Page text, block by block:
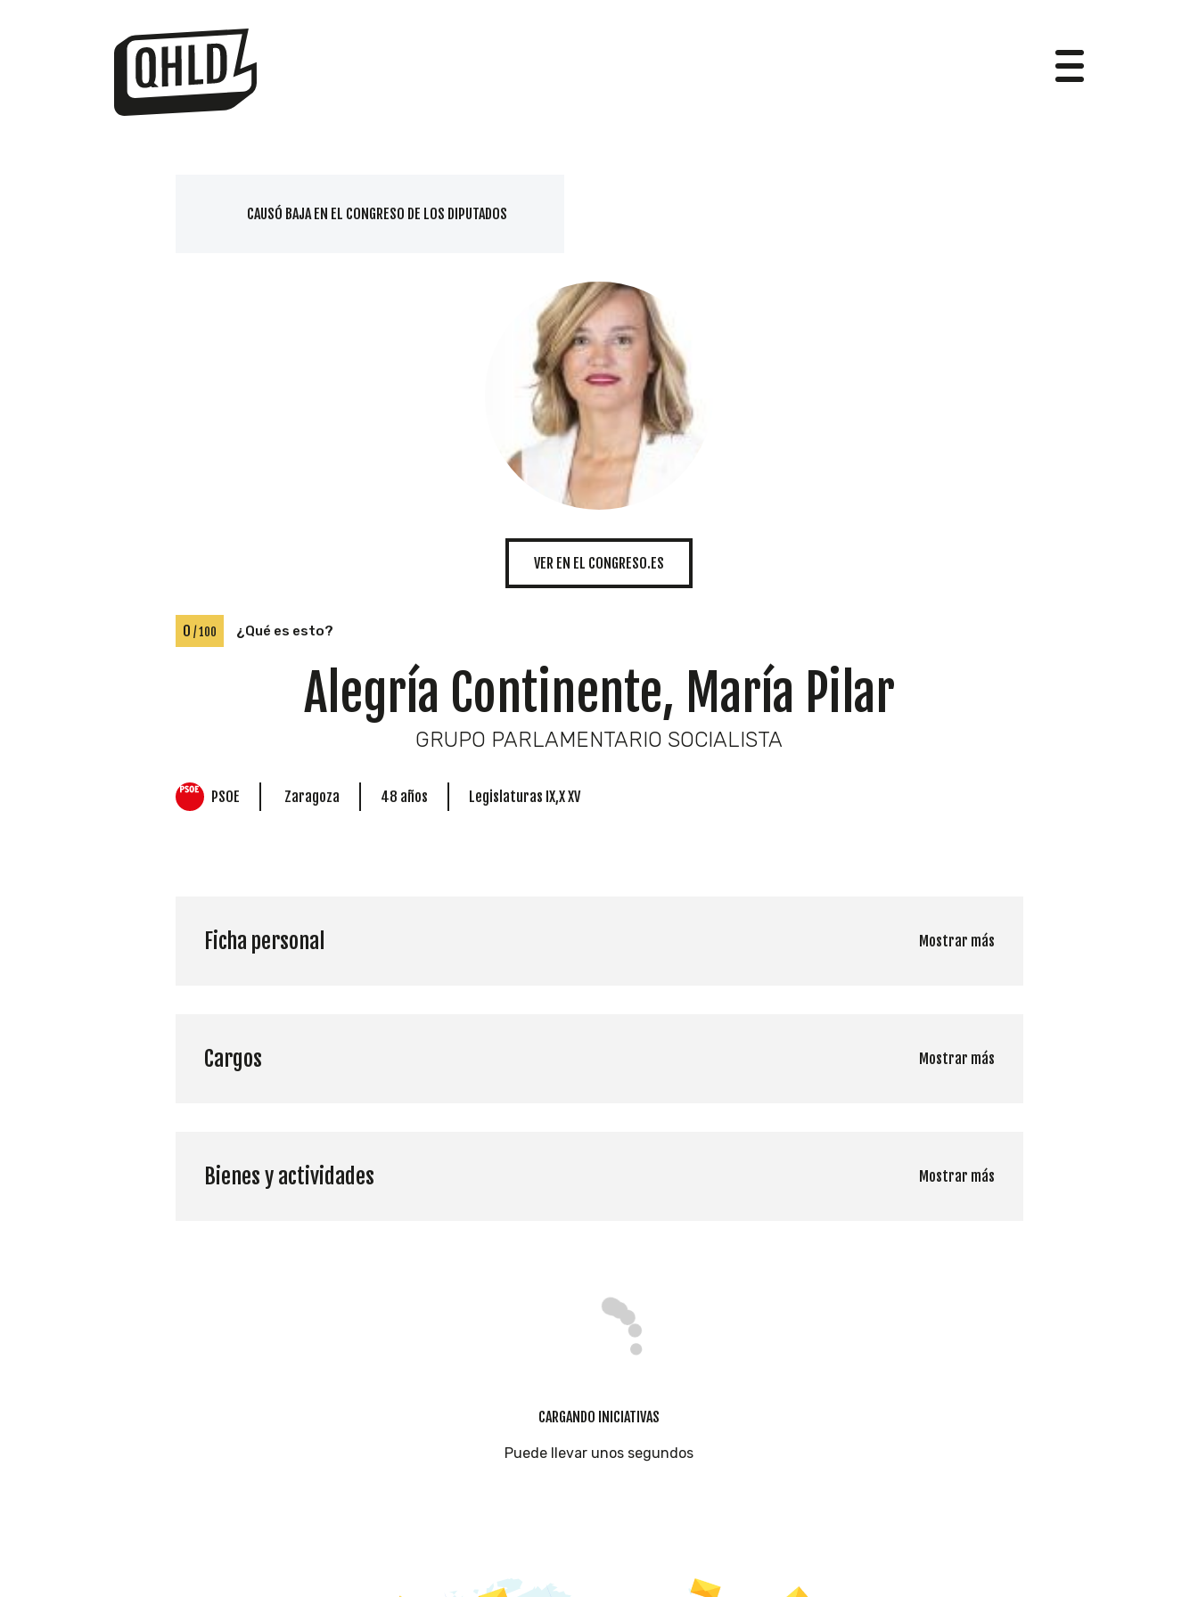
GRUPOS
INICIATIVAS
TEMÁTICAS
CAUSÓ BAJA EN EL CONGRESO DE LOS DIPUTADOS
VER EN EL CONGRESO.ES
0 / 100 ¿Qué es esto?
Alegría Continente, María Pilar
GRUPO PARLAMENTARIO SOCIALISTA
PSOE Zaragoza 48 años Legislaturas IX,X XV
Ficha personal Mostrar más
Cargos Mostrar más
Bienes y actividades Mostrar más
CARGANDO INICIATIVAS
Puede llevar unos segundos